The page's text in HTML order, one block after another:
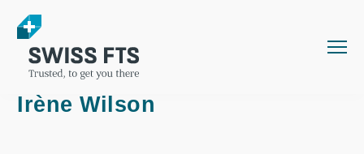
Irène Wilson